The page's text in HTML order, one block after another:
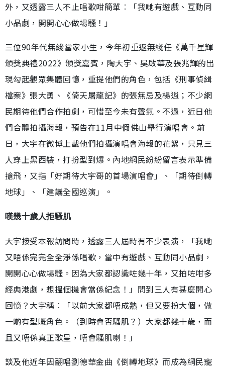
外，又透露三人不止唱歌咁簡單︰「我哋有遊戲、互動同
小品劇，開開心心做場騷！」
三位90年代無綫當家小生，今年初重返無綫任《萬千星輝
頒獎典禮2022》頒獎嘉賓，陶大宇、吳啟華及張兆輝的出
現勾起觀眾集體回憶，重提他們的角色，包括《刑事偵緝
檔案》張大勇、《倚天屠龍記》的張無忌及楊逍；不少網
民期待他們合作拍劇，可惜至今未有聲氣。不過，近日他
們合體拍攝海報，預告在11月中假佛山舉行演唱會。前
日，大宇在微博上載他們拍攝演唱會海報的花絮，只見三
人穿上黑西裝，打扮型到爆。內地網民紛紛留言表示準備
搶飛，又指「好期待大宇哥的首場演唱會」、「期待倒轉
地球」、「建議全國巡演」。
嘆幾十歲人拒騷肌
大宇接受本報訪問時，透露三人屆時有不少表演，「我哋
又唔係完完全全淨係唱歌，當中有遊戲、互動同小品劇，
開開心心做場騷。因為大家都認識咗幾十年，又拍咗咁多
經典港劇，想搵個機會當係紀念！」問到三人有甚麼開心
回憶？大宇稱︰「以前大家都唔成熟，但又要扮大個，做
一啲有型嘅角色。（到時會否騷肌？）大家都幾十歲，而
且又唔係真正歌星，唔會騷肌喇！」
談及他近年因翻唱劉德華金曲《倒轉地球》而成為網民寵